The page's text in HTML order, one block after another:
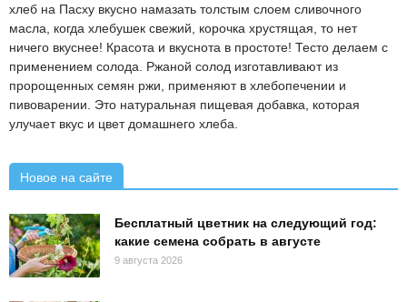
хлеб на Пасху вкусно намазать толстым слоем сливочного
масла, когда хлебушек свежий, корочка хрустящая, то нет
ничего вкуснее! Красота и вкуснота в простоте! Тесто делаем с
применением солода. Ржаной солод изготавливают из
пророщенных семян ржи, применяют в хлебопечении и
пивоварении. Это натуральная пищевая добавка, которая
улучает вкус и цвет домашнего хлеба.
Новое на сайте
Бесплатный цветник на следующий год:
какие семена собрать в августе
9 августа 2026